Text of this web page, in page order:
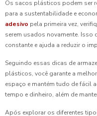
Os sacos plásticos podem ser
para a sustentabilidade e
adesivo pela primeira vez,
serem usados novamente. Isso
constante e ajuda a reduzir o
Seguindo essas dicas de
plásticos, você garante a
espaço e mantém tudo de fácil
tempo e dinheiro, além de
Após explorar os diferentes